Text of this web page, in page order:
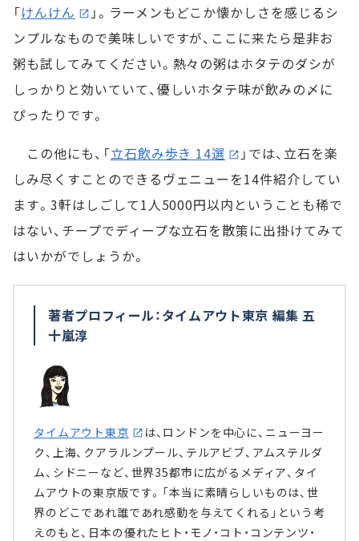
「けんけん
」。ラーメンもどこか懐かしさを感じるシ
ンプルなもので美味しいですが、ここに来たら是非お
粥も試してみてください。熱々の粥はホタテのダシが
しっかりと効いていて、優しいホタテ味が飲みの〆に
ぴったりです。
この他にも、「立石飲み歩き 14選
」では、立石を楽
しみ尽くすことのできるヴェニューを14件紹介してい
ます。3軒はしごして1人5000円以内ということも稀で
はない、チープでディープな立石を散策に出掛けてみて
はいかがでしょうか。
著者プロフィール：タイムアウト東京 編集 五
十嵐淳
タイムアウト東京
は、ロンドンを中心に、ニューヨー
ク、上海、クアラルンプール、テルアビブ、アムステルダ
ム、シドニーなど、世界35都市に広がるメディア、タイ
ムアウトの東京版です。「本当に素晴らしいものは、世
界のどこであれ誰であれ感動を与えてくれる」という考
えのもと、日本の優れたヒト・モノ・コト・コンテンツ・